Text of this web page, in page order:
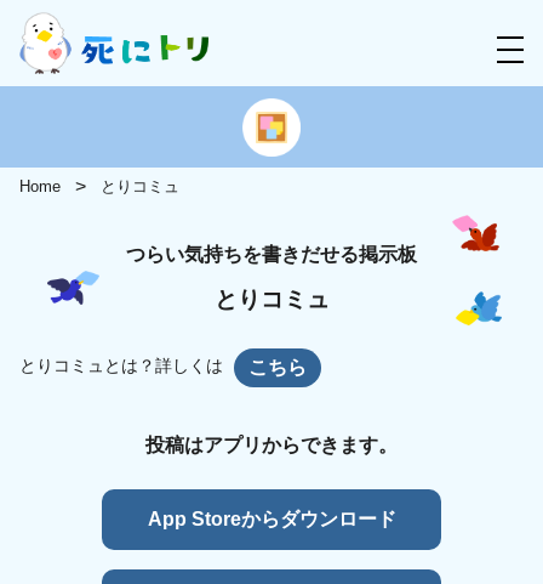
Home とりコミュ
つらい気持ちを書きだせる掲示板
とりコミュ
とりコミュとは？詳しくは こちら
投稿はアプリからできます。
App Storeからダウンロード